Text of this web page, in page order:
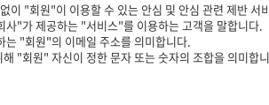
"회원"이 이용할 수 있는 안심 및 안심 관련 제반 서
"가 제공하는 "서비스"를 이용하는 고객을 말합니다.
"회원"의 이메일 주소를 의미합니다.
"회원" 자신이 정한 문자 또는 숫자의 조합을 의미합